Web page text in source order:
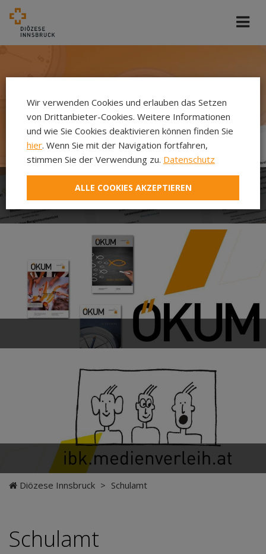
offene Stunden
Diözese Innsbruck > Schulamt
Schulamt
Wir verwenden Cookies und erlauben das Setzen
von Drittanbieter-Cookies. Weitere Informationen
und wie Sie Cookies deaktivieren können finden Sie
hier. Wenn Sie mit der Navigation fortfahren,
stimmen Sie der Verwendung zu. Datenschutz
ALLE COOKIES AKZEPTIEREN